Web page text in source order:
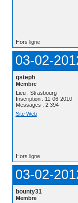
Hors ligne
03-02-
gsteph
Membre
Lieu : Strasbourg
Inscription : 11-06-2010
Messages : 2 394
Site Web
Hors ligne
03-02-
bounty31
Membre